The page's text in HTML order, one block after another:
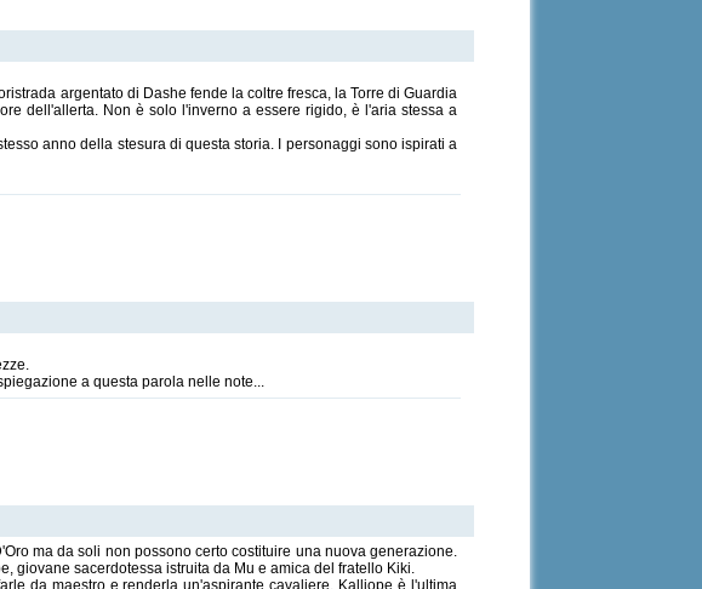
argentato di Dashe fende la coltre fresca, la Torre di Guardia
dell'allerta. Non è solo l'inverno a essere rigido, è l'aria stessa a
anno della stesura di questa storia. I personaggi sono ispirati a
a questa parola nelle note...
ma da soli non possono certo costituire una nuova generazione.
giovane sacerdotessa istruita da Mu e amica del fratello Kiki.
da maestro e renderla un'aspirante cavaliere. Kalliope è l'ultima